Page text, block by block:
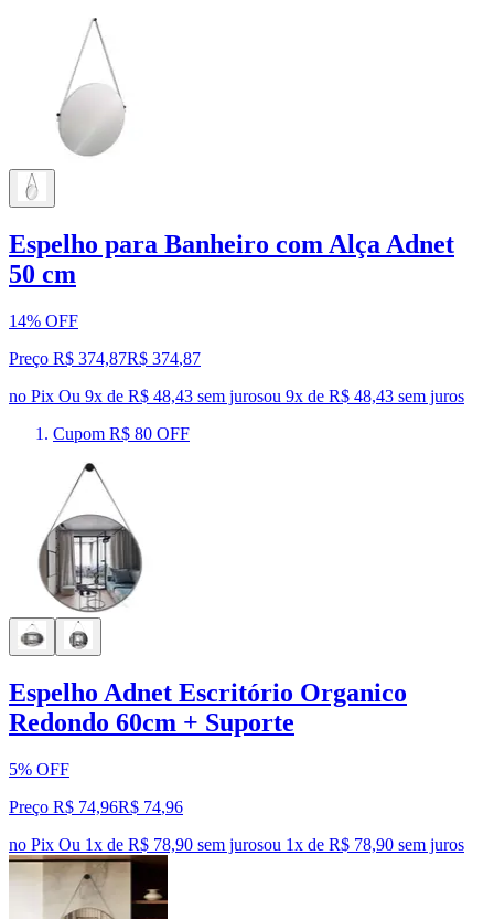
Espelho para Banheiro com Alça Adnet
50 cm
14% OFF
Preço R$ 374,87R$ 374,87
no Pix Ou 9x de R$ 48,43 sem jurosou 9x de R$ 48,43 sem juros
Cupom R$ 80 OFF
Espelho Adnet Escritório Organico
Redondo 60cm + Suporte
5% OFF
Preço R$ 74,96R$ 74,96
no Pix Ou 1x de R$ 78,90 sem jurosou 1x de R$ 78,90 sem juros